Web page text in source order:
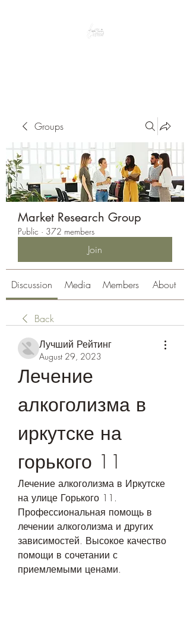
Groups
Market Research Group
Public · 372 members
Join
Discussion Media Members About
Back
Лучший Рейтинг
August 29, 2023
Лечение
алкоголизма в
иркутске на
горького 11
Лечение алкоголизма в Иркутске
на улице Горького 11.
Профессиональная помощь в
лечении алкоголизма и других
зависимостей. Высокое качество
помощи в сочетании с
приемлемыми ценами.